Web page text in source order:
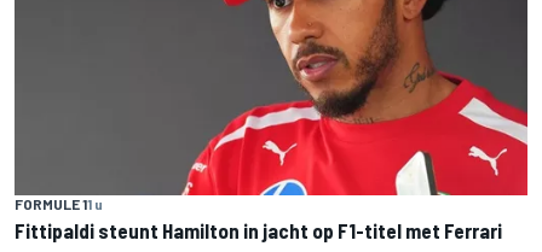
FORMULE 11 u
Fittipaldi steunt Hamilton in jacht op F1-titel met Ferrari